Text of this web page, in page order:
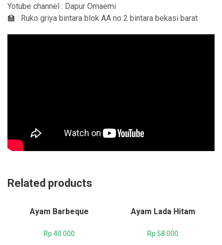
Yotube channel : Dapur Omaemi
🏫 : Ruko griya bintara blok AA no 2 bintara bekasi barat
Related products
Ayam Barbeque
Rp 40.000
Ayam Lada Hitam
Rp 58.000